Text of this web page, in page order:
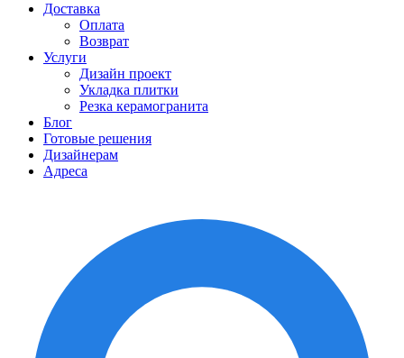
Доставка
Оплата
Возврат
Услуги
Дизайн проект
Укладка плитки
Резка керамогранита
Блог
Готовые решения
Дизайнерам
Адреса